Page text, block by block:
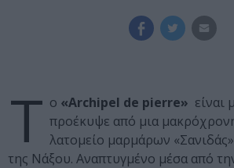
Τ ο «Archipel de pierre» είναι
προέκυψε από μια
λατομείο μαρμάρων
της Νάξου. Αναπτυγμένο μέσα από